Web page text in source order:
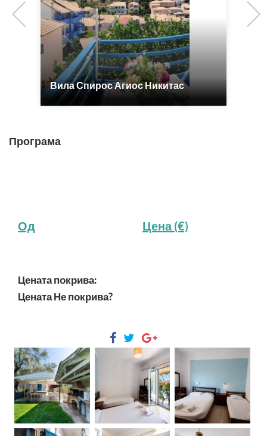
Вила Спирос Агиос Никитас
Previous
Програма
Од Цена (€)
Цената покрива:
Цената Не покрива?